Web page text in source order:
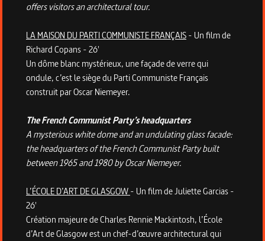
offers visitors an architectural tour.
LA MAISON DU PARTI COMMUNISTE FRANÇAIS- Un film de
Richard Copans - 26'
Un dôme blanc mystérieux, une façade de verre qui
ondule, c’est le siège du Parti Communiste Français
construit par Oscar Niemeyer.
The French Communist Party’s headquarters
A mysterious white dome and an undulating glass facade:
the headquarters of the French Communist Party built
between 1965 and 1980 by Oscar Niemeyer.
L’ÉCOLE D’ART DE GLASGOW- Un film de Juliette Garcias -
26'
Création majeure de Charles Rennie Mackintosh, l’École
d’Art de Glasgow est un chef-d’œuvre architectural qui